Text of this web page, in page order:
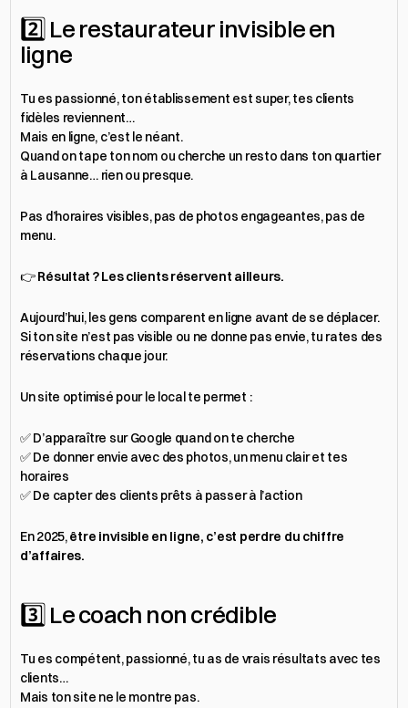
2️⃣ Le restaurateur invisible en
ligne
Tu es passionné, ton établissement est super, tes clients
fidèles reviennent…
Mais en ligne, c’est le néant.
Quand on tape ton nom ou cherche un resto dans ton quartier
à Lausanne… rien ou presque.
Pas d’horaires visibles, pas de photos engageantes, pas de
menu.
👉 Résultat ? Les clients réservent ailleurs.
Aujourd’hui, les gens comparent en ligne avant de se déplacer.
Si ton site n’est pas visible ou ne donne pas envie, tu rates des
réservations chaque jour.
Un site optimisé pour le local te permet :
✅ D’apparaître sur Google quand on te cherche
✅ De donner envie avec des photos, un menu clair et tes
horaires
✅ De capter des clients prêts à passer à l’action
En 2025, être invisible en ligne, c’est perdre du chiffre
d’affaires.
3️⃣ Le coach non crédible
Tu es compétent, passionné, tu as de vrais résultats avec tes
clients…
Mais ton site ne le montre pas.